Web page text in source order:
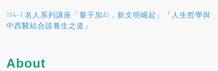
114-1 名人系列講座「量子加AI，新文明崛起」「人生哲學與
中西醫結合談養生之道 」
About